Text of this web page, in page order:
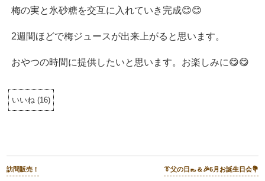
梅の実と氷砂糖を交互に入れていき完成😊😊
2週間ほどで梅ジュースが出来上がると思います。
おやつの時間に提供したいと思います。お楽しみに😋😋
いいね (16)
訪問販売！ 👔父の日👞＆🎉6月お誕生日会💐